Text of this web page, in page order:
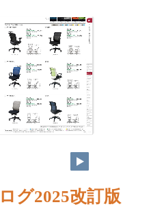
グ2025改訂版